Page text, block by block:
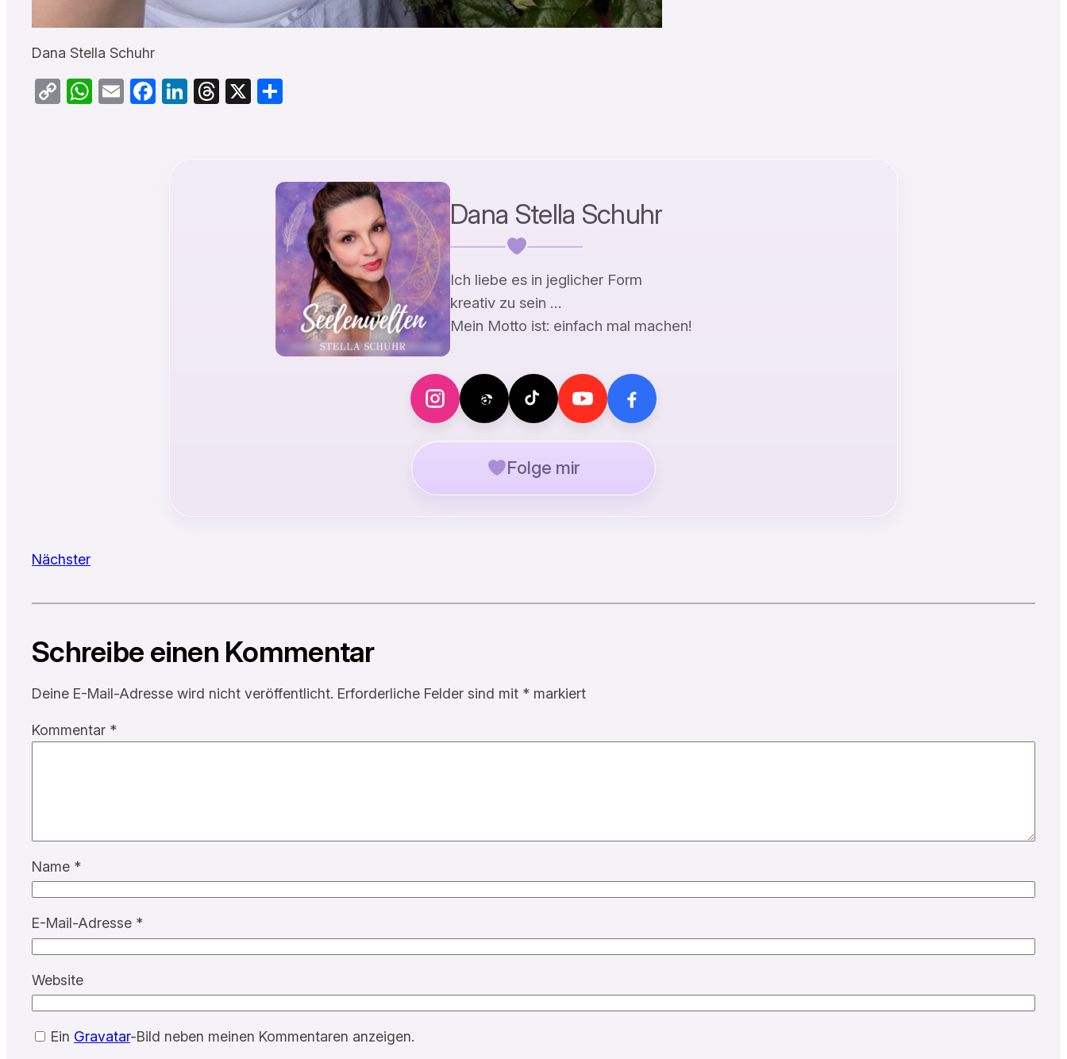
Dana Stella Schuhr
CopyWhatsApp
EmailFacebook
LinkedIn
Threads
X
Dana Stella Schuhr
Ich liebe es in jeglicher Form
kreativ zu sein …
Mein Motto ist: einfach mal machen!
Folge mir
Nächster
Schreibe einen Kommentar
Deine E-Mail-Adresse wird nicht veröffentlicht. Erforderliche Felder sind mit * markiert
Kommentar *
Name *
E-Mail-Adresse *
Website
Ein Gravatar-Bild neben meinen Kommentaren anzeigen.